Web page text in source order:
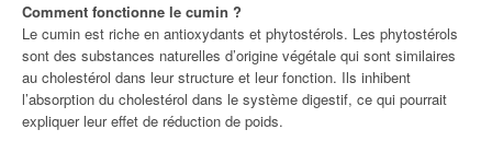
Comment fonctionne le cumin ?
Le cumin est riche en antioxydants et phytostérols. Les phytostérols
sont des substances naturelles d’origine végétale qui sont similaires
au cholestérol dans leur structure et leur fonction. Ils inhibent
l’absorption du cholestérol dans le système digestif, ce qui pourrait
expliquer leur effet de réduction de poids.